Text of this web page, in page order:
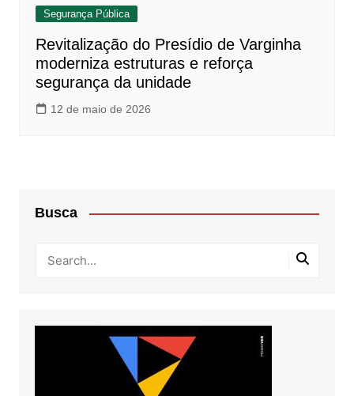
Segurança Pública
Revitalização do Presídio de Varginha
moderniza estruturas e reforça
segurança da unidade
12 de maio de 2026
Busca